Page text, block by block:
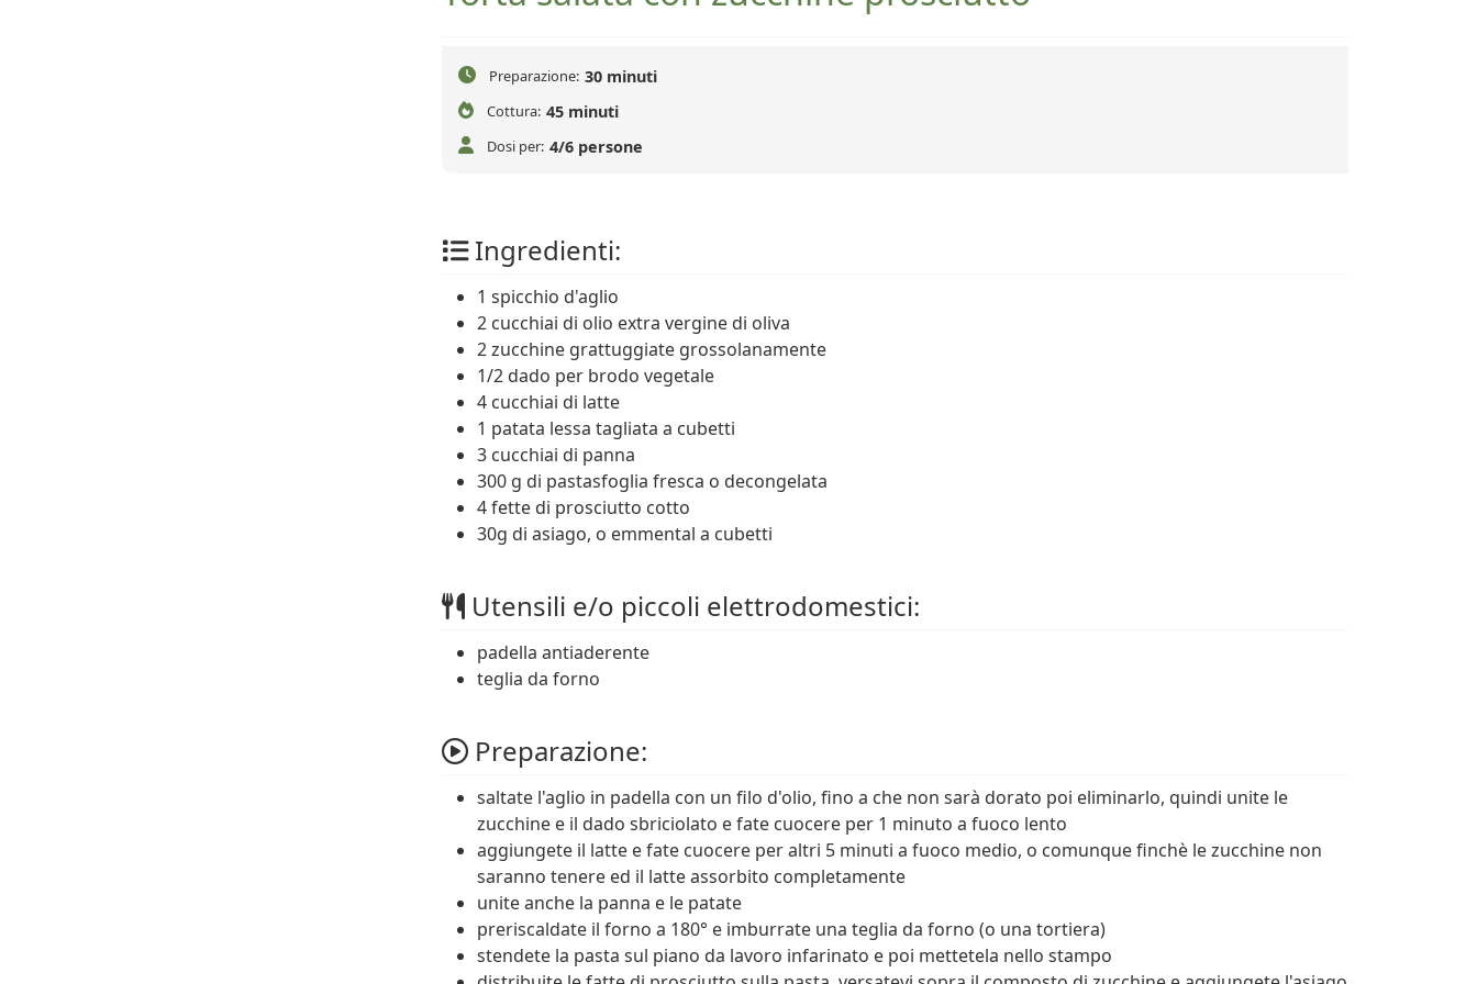
Preparazione: 30 minuti
Cottura: 45 minuti
Dosi per: 4/6 persone
Ingredienti:
1 spicchio d'aglio
2 cucchiai di olio extra vergine di oliva
2 zucchine grattuggiate grossolanamente
1/2 dado per brodo vegetale
4 cucchiai di latte
1 patata lessa tagliata a cubetti
3 cucchiai di panna
300 g di pastasfoglia fresca o decongelata
4 fette di prosciutto cotto
30g di asiago, o emmental a cubetti
Utensili e/o piccoli elettrodomestici:
padella antiaderente
teglia da forno
Preparazione:
saltate l'aglio in padella con un filo d'olio, fino a che non sarà dorato poi eliminarlo, quindi unite le
zucchine e il dado sbriciolato e fate cuocere per 1 minuto a fuoco lento
aggiungete il latte e fate cuocere per altri 5 minuti a fuoco medio, o comunque finchè le zucchine non
saranno tenere ed il latte assorbito completamente
unite anche la panna e le patate
preriscaldate il forno a 180° e imburrate una teglia da forno (o una tortiera)
stendete la pasta sul piano da lavoro infarinato e poi mettetela nello stampo